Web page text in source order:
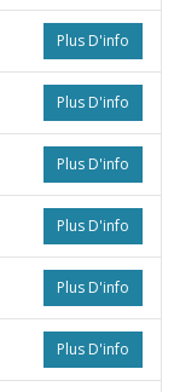
Plus D'info
Plus D'info
Plus D'info
Plus D'info
Plus D'info
Plus D'info